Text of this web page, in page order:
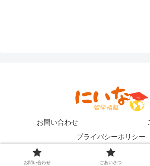
お問い合わせ
プライバシーポリシー
Copyright © 2021 にいなの英語留学ブログ
お問い合わせ ごあいさつ